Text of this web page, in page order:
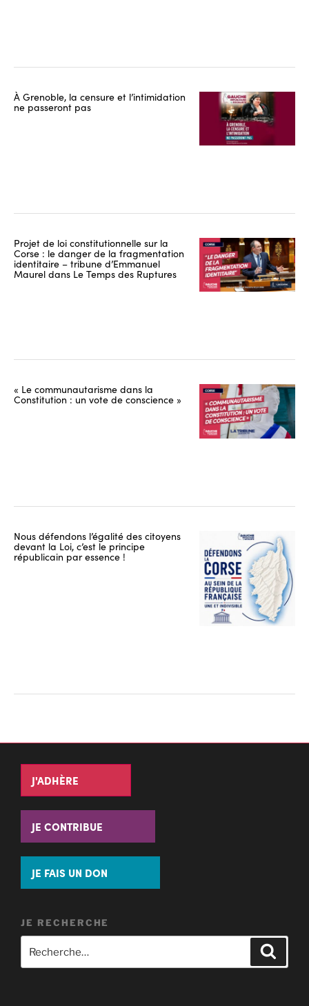
À Grenoble, la censure et l’intimidation
ne passeront pas
Projet de loi constitutionnelle sur la
Corse : le danger de la fragmentation
identitaire – tribune d’Emmanuel
Maurel dans Le Temps des Ruptures
« Le communautarisme dans la
Constitution : un vote de conscience »
Nous défendons l’égalité des citoyens
devant la Loi, c’est le principe
républicain par essence !
J'ADHÈRE
JE CONTRIBUE
JE FAIS UN DON
JE RECHERCHE